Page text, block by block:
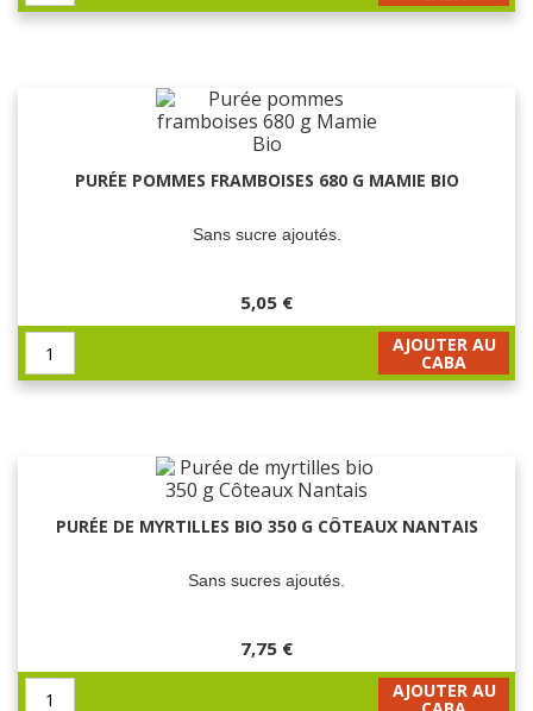
PURÉE POMMES FRAMBOISES 680 G MAMIE BIO
Sans sucre ajoutés.
5,05 €
AJOUTER AU
CABA
PURÉE DE MYRTILLES BIO 350 G CÔTEAUX NANTAIS
Sans sucres ajoutés.
7,75 €
AJOUTER AU